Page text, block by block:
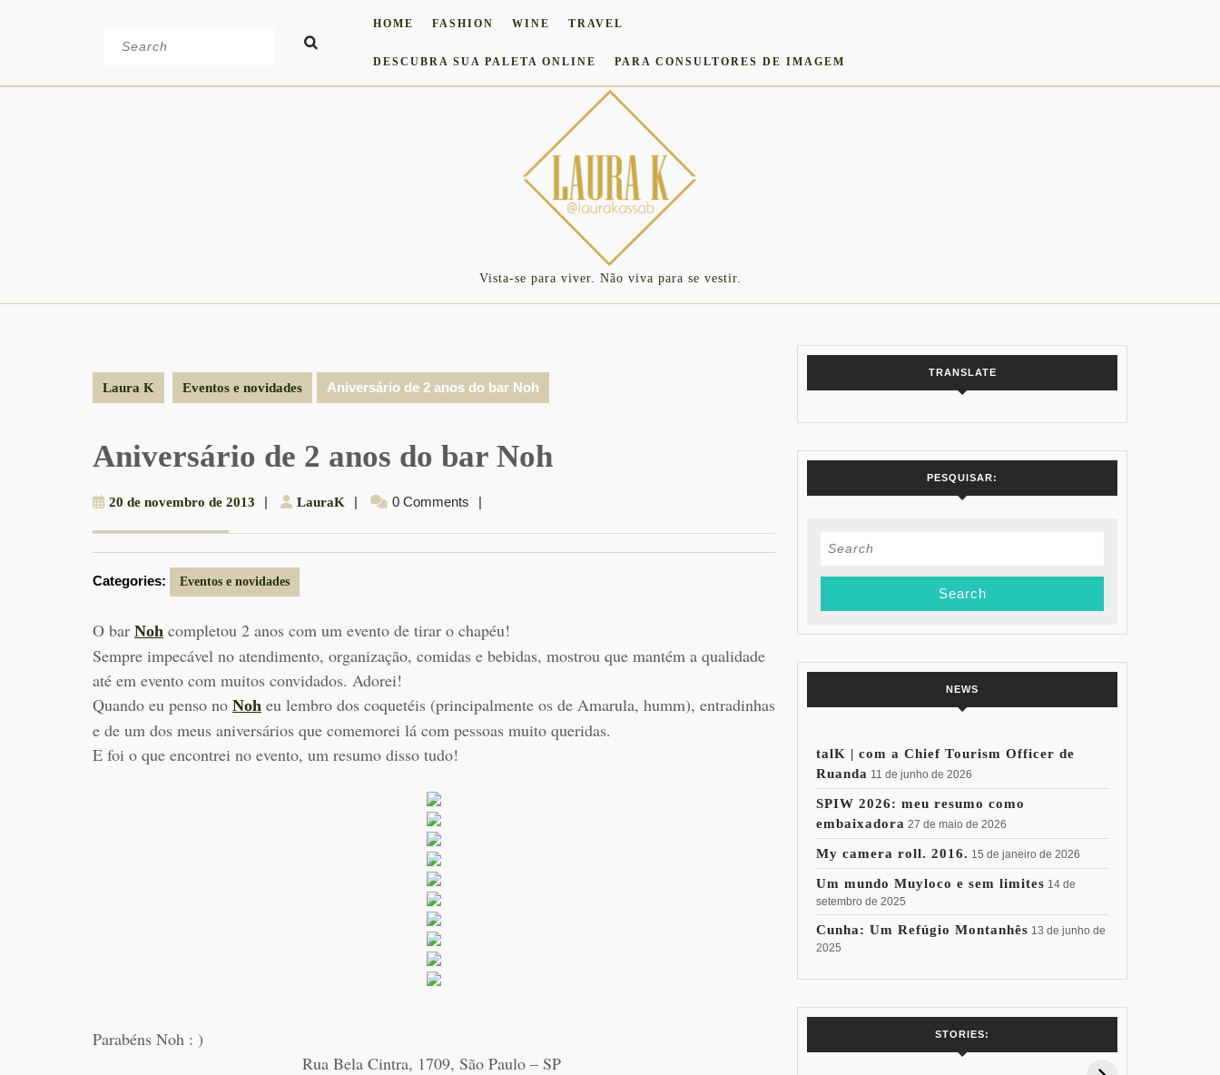
HOME FASHION WINE TRAVEL
DESCUBRA SUA PALETA ONLINE PARA CONSULTORES DE IMAGEM
Vista-se para viver. Não viva para se vestir.
Laura K Eventos e novidades Aniversário de 2 anos do bar Noh
Aniversário de 2 anos do bar Noh
20 de novembro de 2013 20
2013
| LauraK LauraK
| 0 Comments |
Categories: Eventos e novidades
O bar Noh completou 2 anos com um evento de tirar o chapéu!
Sempre impecável no atendimento, organização, comidas e bebidas, mostrou que mantém a qualidade
até em evento com muitos convidados. Adorei!
Quando eu penso no Noh eu lembro dos coquetéis (principalmente os de Amarula, humm), entradinhas
e de um dos meus aniversários que comemorei lá com pessoas muito queridas.
E foi o que encontrei no evento, um resumo disso tudo!
Parabéns Noh : )
Rua Bela Cintra, 1709, São Paulo – SP
TRANSLATE
PESQUISAR:
Search
NEWS
talK | com a Chief Tourism Officer de
Ruanda 11 de junho de 2026
SPIW 2026: meu resumo como
embaixadora 27 de maio de 2026
My camera roll. 2016. 15 de janeiro de 2026
Um mundo Muyloco e sem limites 14 de
setembro de 2025
Cunha: Um Refúgio Montanhês 13 de junho de
2025
STORIES:
7 Vinhos com +
15% de
Pessoal: Os